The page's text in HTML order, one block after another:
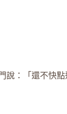
：「還不快點